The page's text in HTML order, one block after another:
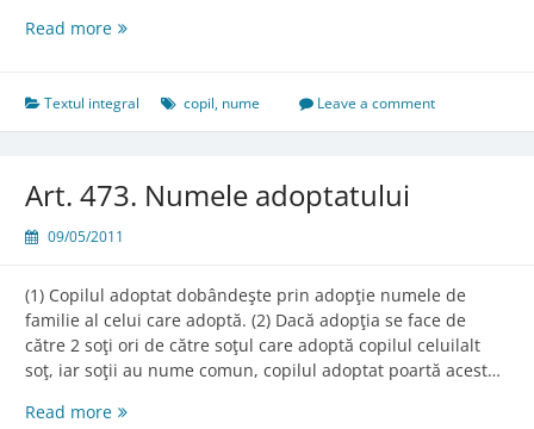
Read moreArt.
copilului
din
Textul integral copil, nume Leave a comment
Art. 473. Numele adoptatului
09/05/2011
(1) Copilul adoptat dobândeşte prin adopţie numele de
familie al celui care adoptă. (2) Dacă adopţia se face de
către 2 soţi ori de către soţul care adoptă copilul celuilalt
soţ, iar soţii au nume comun, copilul adoptat poartă acest…
Read moreArt.